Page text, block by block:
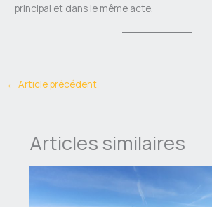
principal et dans le même acte.
← Article précédent
Articles similaires